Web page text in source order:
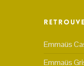
Emmaüs
Emmaüs